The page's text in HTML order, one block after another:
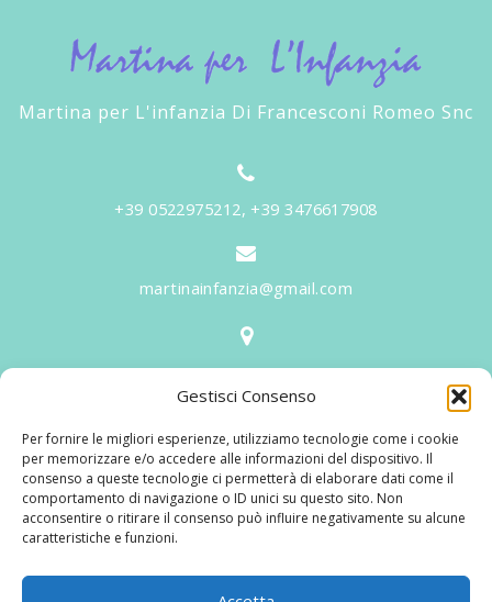
Gestisci Consenso
Per fornire le migliori esperienze, utilizziamo tecnologie come i cookie
per memorizzare e/o accedere alle informazioni del dispositivo. Il
consenso a queste tecnologie ci permetterà di elaborare dati come il
comportamento di navigazione o ID unici su questo sito. Non
acconsentire o ritirare il consenso può influire negativamente su alcune
caratteristiche e funzioni.
Martina per L'infanzia Di Francesconi Romeo Snc
+39 0522975212, +39 3476617908
martinainfanzia@gmail.com
V.le Tiziano, 20 - 42046 Reggiolo
Martina per l'Infanzia, un nome ed un progetto che
nasce prima di tutto da una provata esperienza
maturata sul campo dal suo fondatore in 25 anni di
lavoro. La didattica rivolta al bambino nei suoi primi
aggiornandone continuamente i progetti educativi.